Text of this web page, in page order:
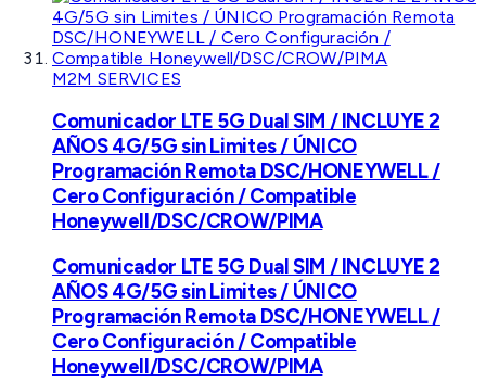
M2M SERVICES
Comunicador LTE 5G Dual SIM / INCLUYE 2
AÑOS 4G/5G sin Limites / ÚNICO
Programación Remota DSC/HONEYWELL /
Cero Configuración / Compatible
Honeywell/DSC/CROW/PIMA
Comunicador LTE 5G Dual SIM / INCLUYE 2
AÑOS 4G/5G sin Limites / ÚNICO
Programación Remota DSC/HONEYWELL /
Cero Configuración / Compatible
Honeywell/DSC/CROW/PIMA